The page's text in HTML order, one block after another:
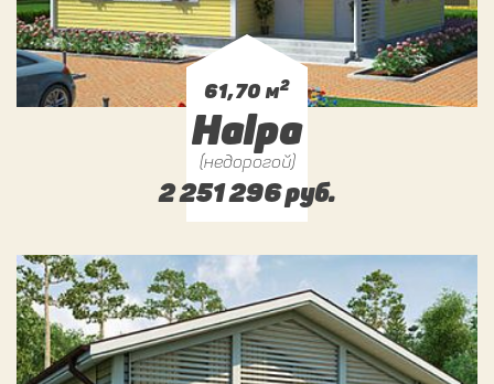
61,70 м2
Halpa
(недорогой)
2 251 296 руб.